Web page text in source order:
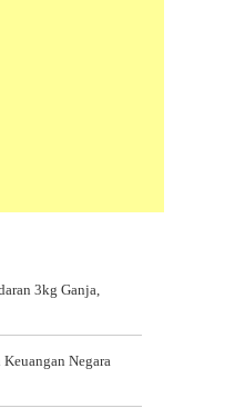
3kg Ganja,
Negara